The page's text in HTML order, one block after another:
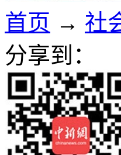
首页 → 社
分享到：